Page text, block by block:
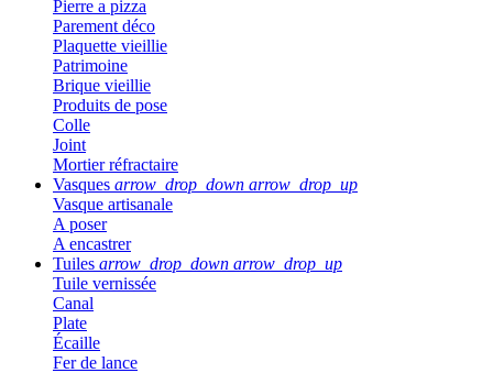
Pierre a pizza
Parement déco
Plaquette vieillie
Patrimoine
Brique vieillie
Produits de pose
Colle
Joint
Mortier réfractaire
Vasques arrow_drop_down arrow_drop_up
Vasque artisanale
A poser
A encastrer
Tuiles arrow_drop_down arrow_drop_up
Tuile vernissée
Canal
Plate
Écaille
Fer de lance